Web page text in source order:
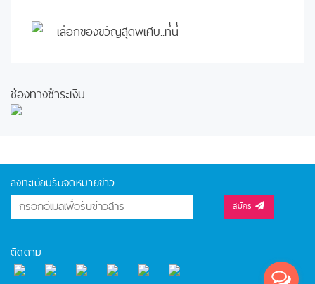
เลือกของขวัญสุดพิเศษ..ที่นี่
ช่องทางชำระเงิน
ลงทะเบียนรับจดหมายข่าว
สมัคร
ติดตาม